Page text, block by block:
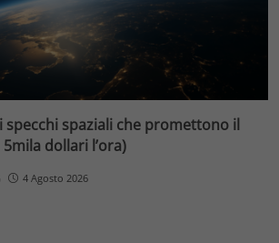
specchi spaziali che promettono il
dollari l’ora)
4 Agosto 2026